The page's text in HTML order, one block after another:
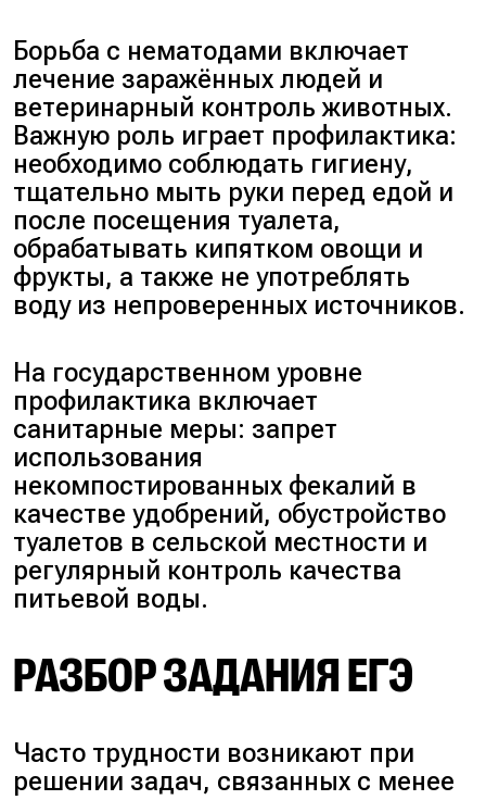
Борьба с нематодами включает
лечение заражённых людей и
ветеринарный контроль животных.
Важную роль играет профилактика:
необходимо соблюдать гигиену,
тщательно мыть руки перед едой и
после посещения туалета,
обрабатывать кипятком овощи и
фрукты, а также не употреблять
воду из непроверенных источников.
На государственном уровне
профилактика включает
санитарные меры: запрет
использования
некомпостированных фекалий в
качестве удобрений, обустройство
туалетов в сельской местности и
регулярный контроль качества
питьевой воды.
РАЗБОР ЗАДАНИЯ ЕГЭ
Часто трудности возникают при
решении задач, связанных с менее